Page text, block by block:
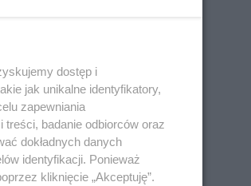
dostęp i
jak unikalne identyfikatory,
zapewniania
badanie odbiorców oraz
dokładnych danych
identyfikacji. Ponieważ
kliknięcie „Akceptuję”.